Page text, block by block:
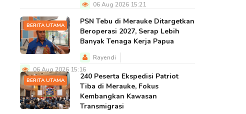
06 Aug 2026 15:21
BERITA UTAMA
PSN Tebu di Merauke Ditargetkan
Beroperasi 2027, Serap Lebih
Banyak Tenaga Kerja Papua
Rayendi
06 Aug 2026 15:16
BERITA UTAMA
240 Peserta Ekspedisi Patriot
Tiba di Merauke, Fokus
Kembangkan Kawasan
Transmigrasi